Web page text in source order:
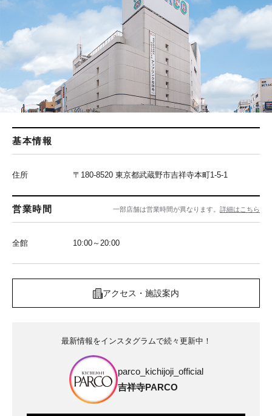
基本情報
住所 〒180-8520 東京都武蔵野市吉祥寺本町1-5-1
営業時間 一部店舗は営業時間が異なります。 詳細はこちら
全館 10:00～20:00
アクセス・施設案内
最新情報をインスタグラムで続々更新中！
parco_kichijoji_official
吉祥寺PARCO